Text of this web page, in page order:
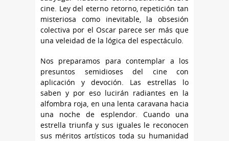
cine. Ley del eterno retorno, repetición tan
misteriosa como inevitable, la obsesión
colectiva por el Oscar parece ser más que
una veleidad de la lógica del espectáculo.
Nos preparamos para contemplar a los
presuntos semidioses del cine con
aplicación y devoción. Las estrellas lo
saben y por eso lucirán radiantes en la
alfombra roja, en una lenta caravana hacia
una noche de esplendor. Cuando una
estrella triunfa y sus iguales le reconocen
sus méritos artísticos toda su humanidad